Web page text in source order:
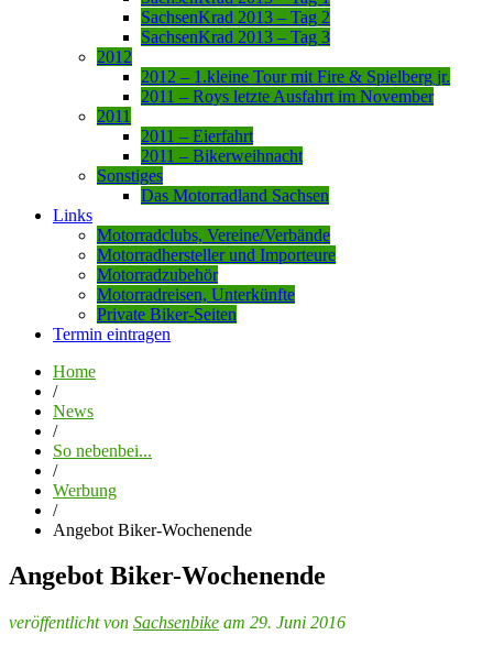
SachsenKrad 2013 – Tag 2
SachsenKrad 2013 – Tag 3
2012
2012 – 1.kleine Tour mit Fire & Spielberg jr.
2011 – Roys letzte Ausfahrt im November
2011
2011 – Eierfahrt
2011 – Bikerweihnacht
Sonstiges
Das Motorradland Sachsen
Links
Motorradclubs, Vereine/Verbände
Motorradhersteller und Importeure
Motorradzubehör
Motorradreisen, Unterkünfte
Private Biker-Seiten
Termin eintragen
Home
/
News
/
So nebenbei...
/
Werbung
/
Angebot Biker-Wochenende
Angebot Biker-Wochenende
veröffentlicht von Sachsenbike am 29. Juni 2016